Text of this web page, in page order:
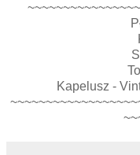
Kapelusz -